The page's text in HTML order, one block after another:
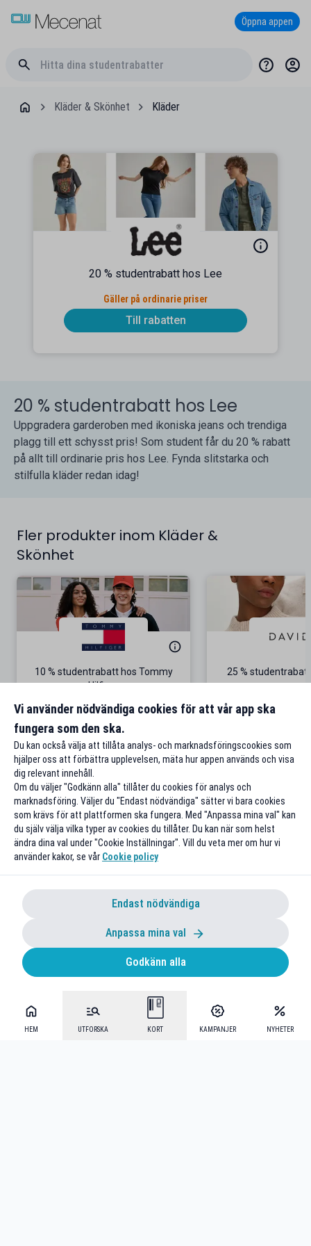
HEM UTFORSKA KORT KAMPANJER NYHETER
Öppna appen
Kläder & Skönhet Kläder
20 % studentrabatt hos Lee
Gäller på ordinarie priser
Till rabatten
20 % studentrabatt hos Lee
Uppgradera garderoben med ikoniska jeans och trendiga
plagg till ett schysst pris! Som student får du 20 % rabatt
på allt till ordinarie pris hos Lee. Fynda slitstarka och
stilfulla kläder redan idag!
Fler produkter inom Kläder &
Skönhet
10 % studentrabatt hos Tommy
Hilfiger
Gäller på ordinarie pris
Till rabatten
25 %
Vi använder nödvändiga cookies för att vår app ska
fungera som den ska.
Du kan också välja att tillåta analys- och marknadsföringscookies som
hjälper oss att förbättra upplevelsen, mäta hur appen används och visa
dig relevant innehåll.
Om du väljer "Godkänn alla" tillåter du cookies för analys och
marknadsföring. Väljer du "Endast nödvändiga" sätter vi bara cookies
som krävs för att plattformen ska fungera. Med "Anpassa mina val" kan
du själv välja vilka typer av cookies du tillåter. Du kan när som helst
ändra dina val under "Cookie Inställningar". Vill du veta mer om hur vi
använder kakor, se vår Cookie policy
Endast nödvändiga
Anpassa mina val
Godkänn alla